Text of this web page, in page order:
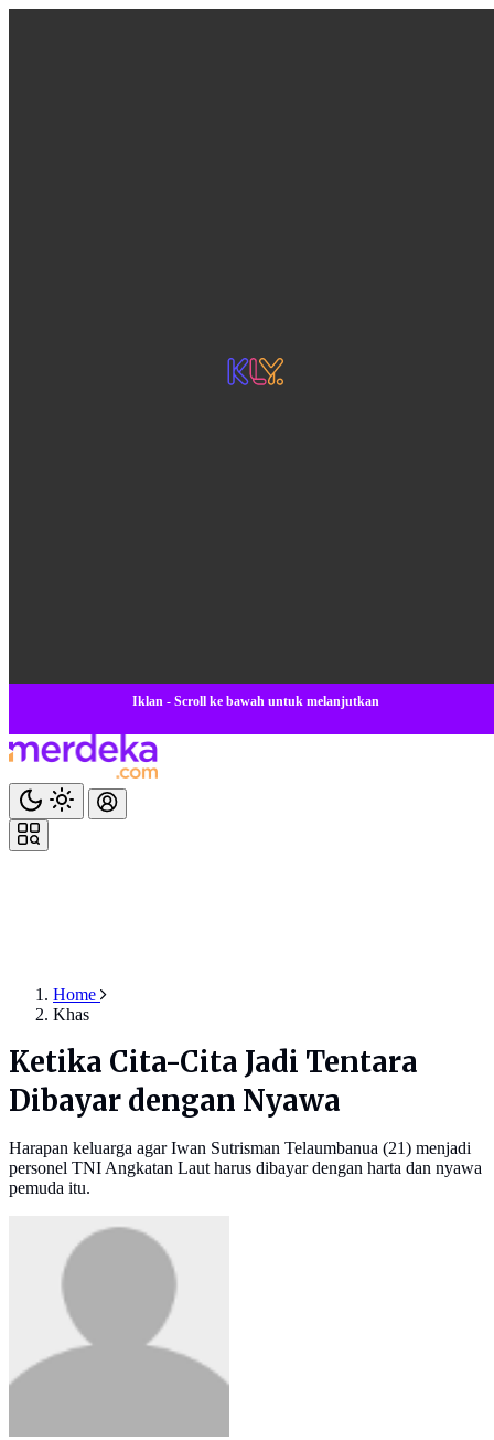
Iklan - Scroll ke bawah untuk melanjutkan
Home
Khas
Ketika Cita-Cita Jadi Tentara
Dibayar dengan Nyawa
Harapan keluarga agar Iwan Sutrisman Telaumbanua (21) menjadi
personel TNI Angkatan Laut harus dibayar dengan harta dan nyawa
pemuda itu.